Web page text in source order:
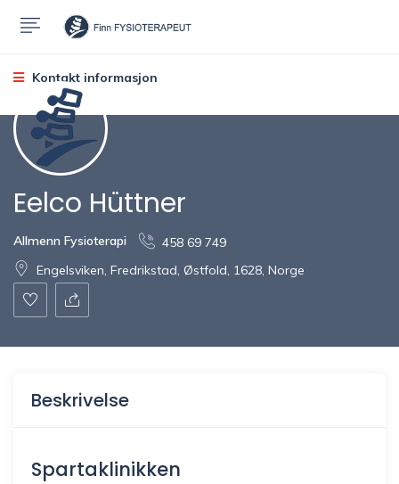
Kontakt informasjon
Eelco Hüttner
Allmenn Fysioterapi
458 69 749
Engelsviken, Fredrikstad, Østfold, 1628, Norge
Beskrivelse
Spartaklinikken